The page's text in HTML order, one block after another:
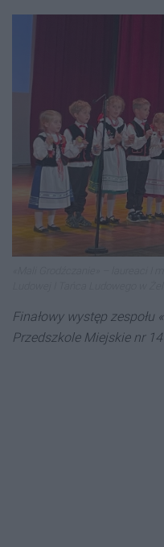
Finałowy występ zespołu
Przedszkole Miejskie nr